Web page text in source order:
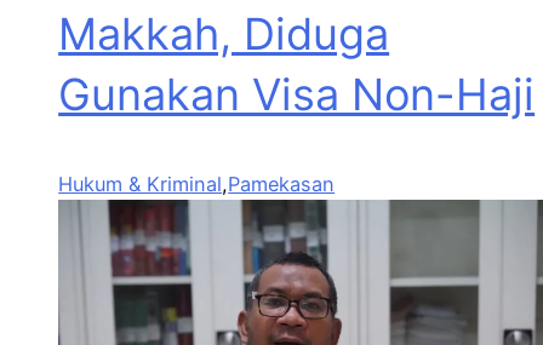
Makkah, Diduga
Gunakan Visa Non-Haji
Hukum & Kriminal,Pamekasan